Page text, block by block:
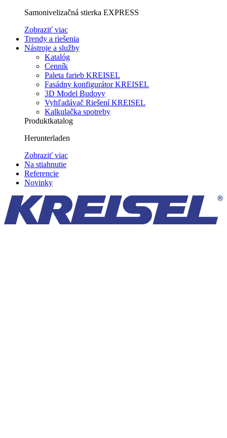
Samonivelizačná stierka EXPRESS
Zobraziť viac
Trendy a riešenia
Nástroje a služby
Katalóg
Cenník
Paleta farieb KREISEL
Fasádny konfigurátor KREISEL
3D Model Budovy
Vyhľadávač Riešení KREISEL
Kalkulačka spotreby
Produktkatalog
Herunterladen
Zobraziť viac
Na stiahnutie
Referencie
Novinky